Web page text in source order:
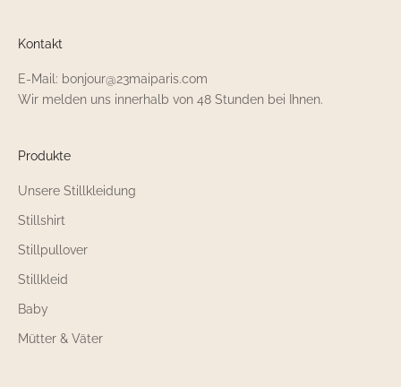
Kontakt
E-Mail: bonjour@23maiparis.com
Wir melden uns innerhalb von 48 Stunden bei Ihnen.
Produkte
Unsere Stillkleidung
Stillshirt
Stillpullover
Stillkleid
Baby
Mütter & Väter